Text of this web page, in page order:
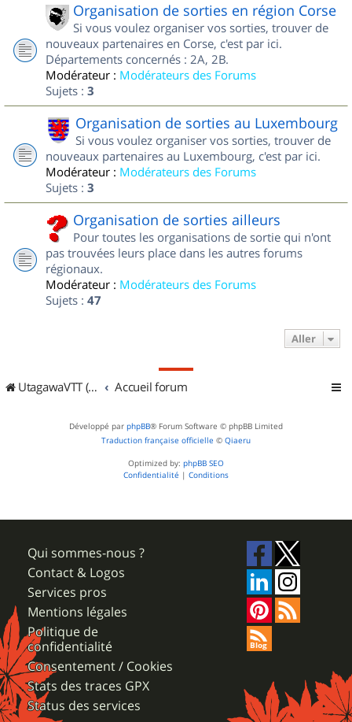
Organisation de sorties en région Corse
Si vous voulez organiser vos sorties, trouver de
nouveaux partenaires en Corse, c'est par ici.
Départements concernés : 2A, 2B.
Modérateur : Modérateurs des Forums
Sujets : 3
Organisation de sorties au Luxembourg
Si vous voulez organiser vos sorties, trouver de
nouveaux partenaires au Luxembourg, c'est par ici.
Modérateur : Modérateurs des Forums
Sujets : 3
Organisation de sorties ailleurs
Pour toutes les organisations de sortie qui n'ont
pas trouvées leurs place dans les autres forums
régionaux.
Modérateur : Modérateurs des Forums
Sujets : 47
Aller
UtagawaVTT (Randos VTT et VTTAE avec traces GPS) Accueil forum
Développé par phpBB® Forum Software © phpBB Limited
Traduction française officielle © Qiaeru
Optimized by: phpBB SEO
Confidentialité | Conditions
Qui sommes-nous ?
Contact & Logos
Services pros
Mentions légales
Politique de
confidentialité
Consentement / Cookies
Stats des traces GPX
Status des services